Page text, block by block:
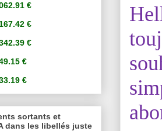
€
€
€
€
€
sortants et
dans les libellés juste